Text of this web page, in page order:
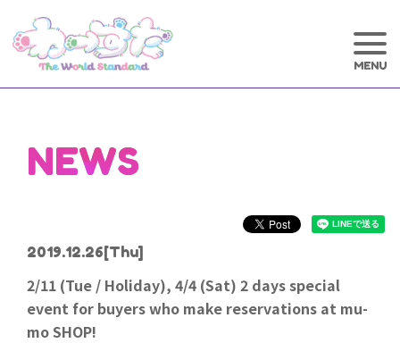
NEWS
2019.12.26[Thu]
2/11 (Tue / Holiday), 4/4 (Sat) 2 days special
event for buyers who make reservations at mu-
mo SHOP!